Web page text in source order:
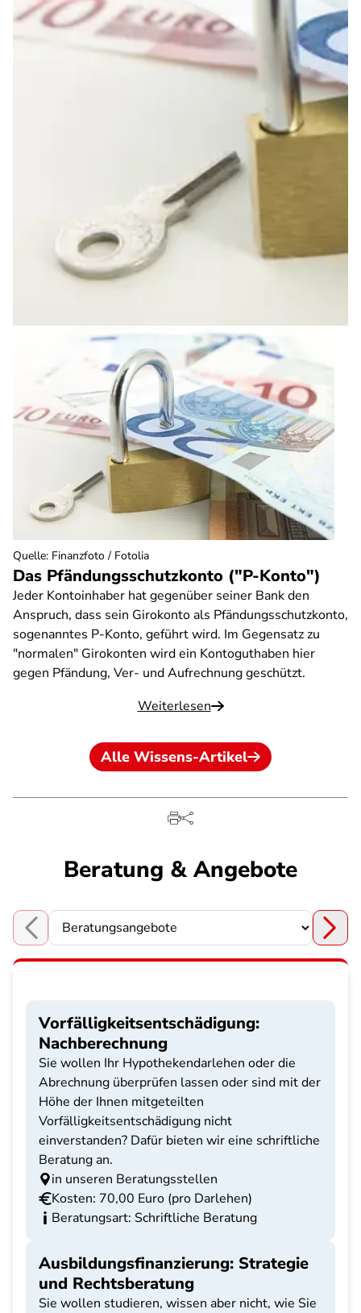
Das Pfändungsschutzkonto ("P-Konto")
Jeder Kontoinhaber hat gegenüber seiner Bank den
Anspruch, dass sein Girokonto als Pfändungsschutzkonto,
sogenanntes P-Konto, geführt wird. Im Gegensatz zu
"normalen" Girokonten wird ein Kontoguthaben hier
gegen Pfändung, Ver- und Aufrechnung geschützt.
Weiterlesen
Quelle: Finanzfoto / Fotolia
Alle Wissens-Artikel
Beratung & Angebote
Choose a section
Vorfälligkeitsentschädigung:
Nachberechnung
Sie wollen Ihr Hypothekendarlehen oder die
Abrechnung überprüfen lassen oder sind mit der
Höhe der Ihnen mitgeteilten
Vorfälligkeitsentschädigung nicht
einverstanden? Dafür bieten wir eine schriftliche
Beratung an.
in unseren Beratungsstellen
Kosten: 70,00 Euro (pro Darlehen)
Beratungsart: Schriftliche Beratung
Ausbildungsfinanzierung: Strategie
und Rechtsberatung
Sie wollen studieren, wissen aber nicht, wie Sie